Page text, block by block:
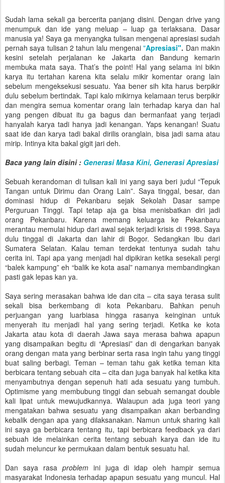
Sudah lama sekali ga bercerita panjang disini. Dengan drive yang
menumpuk dan ide yang meluap – luap ga terlaksana. Dasar
manusia ya! Saya ga menyangka tulisan mengenai apresiasi sudah
pernah saya tulisan 2 tahun lalu mengenai"Apresiasi". Dan makin
kesini setelah perjalanan ke Jakarta dan Bandung kemarin
membuka mata saya. That’s the point! Hal yang selama ini bikin
karya itu tertahan karena kita selalu mikir komentar orang lain
sebelum mengeksekusi sesuatu. Yaa bener sih kita harus berpikir
dulu sebelum bertindak. Tapi kalo mikirnya kelamaan terus berpikir
dan mengira semua komentar orang lain terhadap karya dan hal
yang pengen dibuat itu ga bagus dan bermanfaat yang terjadi
hanyalah karya tadi hanya jadi kenangan. Yaps kenangan! Suatu
saat ide dan karya tadi bakal dirilis oranglain, bisa jadi sama atau
mirip. Intinya kita bakal gigit jari deh.
Baca yang lain disini : Generasi Masa Kini, Generasi Apresiasi
Sebuah kerandoman di tulisan kali ini yang saya beri judul “Tepuk
Tangan untuk Dirimu dan Orang Lain”. Saya tinggal, besar, dan
dominasi hidup di Pekanbaru sejak Sekolah Dasar sampe
Perguruan Tinggi. Tapi tetap aja ga bisa menisbatkan diri jadi
orang Pekanbaru. Karena memang keluarga ke Pekanbaru
merantau memulai hidup dari awal sejak terjadi krisis di 1998. Saya
dulu tinggal di Jakarta dan lahir di Bogor. Sedangkan Ibu dari
Sumatera Selatan. Kalau teman terdekat tentunya sudah tahu
cerita ini. Tapi apa yang menjadi hal dipikiran ketika sesekali pergi
“balek kampung” eh “balik ke kota asal” namanya membandingkan
pasti gak lepas kan ya.
Saya sering merasakan bahwa ide dan cita – cita saya terasa sulit
sekali bisa berkembang di kota Pekanbaru. Bahkan penuh
perjuangan yang luarbiasa hingga rasanya keinginan untuk
menyerah itu menjadi hal yang sering terjadi. Ketika ke kota
Jakarta atau kota di daerah Jawa saya merasa bahwa apapun
yang disampaikan begitu di “Apresiasi” dan di dengarkan banyak
orang dengan mata yang berbinar serta rasa ingin tahu yang tinggi
buat saling berbagi. Teman – teman tahu gak ketika teman kita
berbicara tentang sebuah cita – cita dan juga banyak hal ketika kita
menyambutnya dengan sepenuh hati ada sesuatu yang tumbuh.
Optimisme yang membubung tinggi dan sebuah semangat double
kali lipat untuk mewujudkannya. Walaupun ada juga teori yang
mengatakan bahwa sesuatu yang disampaikan akan berbanding
kebalik dengan apa yang dilaksanakan. Namun untuk sharing kali
ini saya ga berbicara tentang itu, tapi berbicara feedback ya dari
sebuah ide melainkan cerita tentang sebuah karya dan ide itu
sudah meluncur ke permukaan dalam bentuk sesuatu hal.
Dan saya rasa problemini juga di idap oleh hampir semua
masyarakat Indonesia terhadap apapun sesuatu yang muncul. Hal